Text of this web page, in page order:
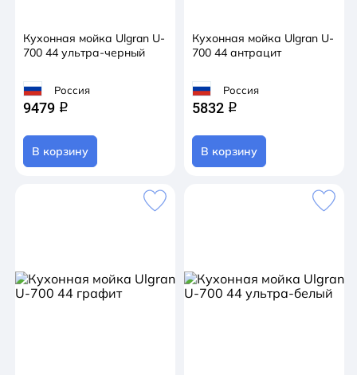
Кухонная мойка Ulgran U-
700 44 ультра-черный
Россия
9479 q
В корзину
Кухонная мойка Ulgran U-
700 44 антрацит
Россия
5832 q
В корзину